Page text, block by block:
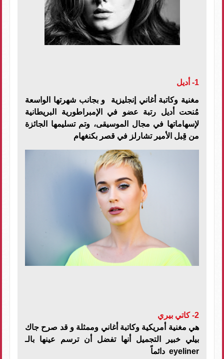
1- أديل
مغنية وكاتبة أغاني إنجليزية و بجانب شهرتها الواسعة
مُنحت أديل رتبة عضو في الإمبراطورية البريطانية
لإسهاماتها في مجال الموسيقى، وتم تسليمها الجائزة
من قِبل الأمير تشارلز في قصر بكنغهام
2- كاتي بيري
هي مغنية أمريكية وكاتبة أغاني وممثلة و قد صرح جاك
بيلي خبير التجميل أنها تفضل أن ترسم عينها بالـ
eyeliner دائماً